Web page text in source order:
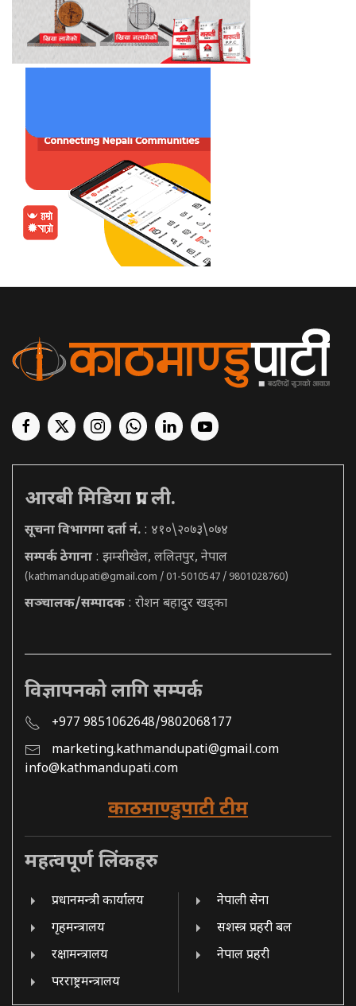
आरबी मिडिया प्रा. ली.
सूचना विभागमा दर्ता नं. : ४१०\२०७३\०७४
सम्पर्क ठेगाना : झम्सीखेल, ललितपुर, नेपाल
(kathmandupati@gmail.com / 01-5010547 / 9801028760)
सञ्चालक/सम्पादक : रोशन बहादुर खड्का
विज्ञापनको लागि सम्पर्क
+977 9851062648/9802068177
marketing.kathmandupati@gmail.com
info@kathmandupati.com
काठमाण्डुपाटी टीम
महत्वपूर्ण लिंकहरु
प्रधानमन्त्री कार्यालय
गृहमन्त्रालय
रक्षामन्त्रालय
परराष्ट्रमन्त्रालय
नेपाली सेना
सशस्त्र प्रहरी बल
नेपाल प्रहरी